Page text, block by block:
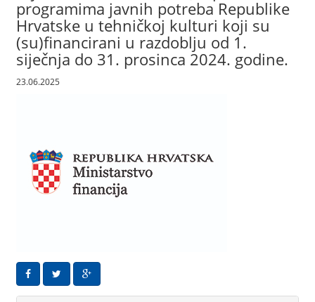
programima javnih potreba Republike
Hrvatske u tehničkoj kulturi koji su
(su)financirani u razdoblju od 1.
siječnja do 31. prosinca 2024. godine.
23.06.2025